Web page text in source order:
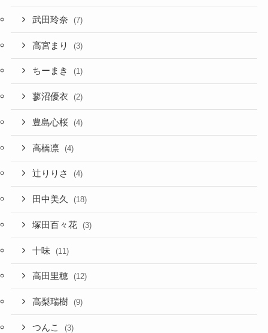
武田玲奈 (7)
高宮まり (3)
ちーまき (1)
蓼沼優衣 (2)
豊島心桜 (4)
高橋凛 (4)
辻りりさ (4)
田中美久 (18)
塚田百々花 (3)
十味 (11)
高田里穂 (12)
高梨瑞樹 (9)
つんこ (3)